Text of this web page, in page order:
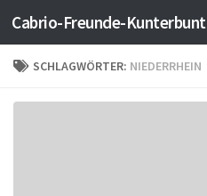
Zum Inhalt springen
Cabrio-Freunde-Kunterbunt
SCHLAGWÖRTER: NIEDERRHEIN